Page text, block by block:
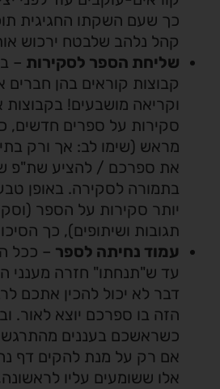
כך שעם השקתו החגיגית
קהל נלהב שלבטח ירכוש
שליחת הספר לסקירות –
קבוצות קוראים בהן חברים
וקריאה מושבעים!
סקירות על ספרים חדשים,
מראש (שימו לב: אך ורק
את ספרכם / להציע שת"פ
בתמורה לסקירה. באופן
יותר סקירות על הספר
תגובות ושיתופים), כך
עמוד נחיתה לספר – ככל
עד ש"תנחתו" חזרה מענני
דבר לא יכול להכין אתכם
הזה בו ספרכם יוצא לאור.
כשראשכם בעננים
אם רק על מנת להקים דף
אלו ששומעים עליו